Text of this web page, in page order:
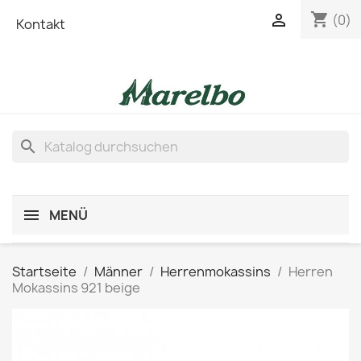
Kontakt shopping_cart (0)

search
MENÜ
Startseite Männer Herrenmokassins
Herren
Mokassins 921 beige